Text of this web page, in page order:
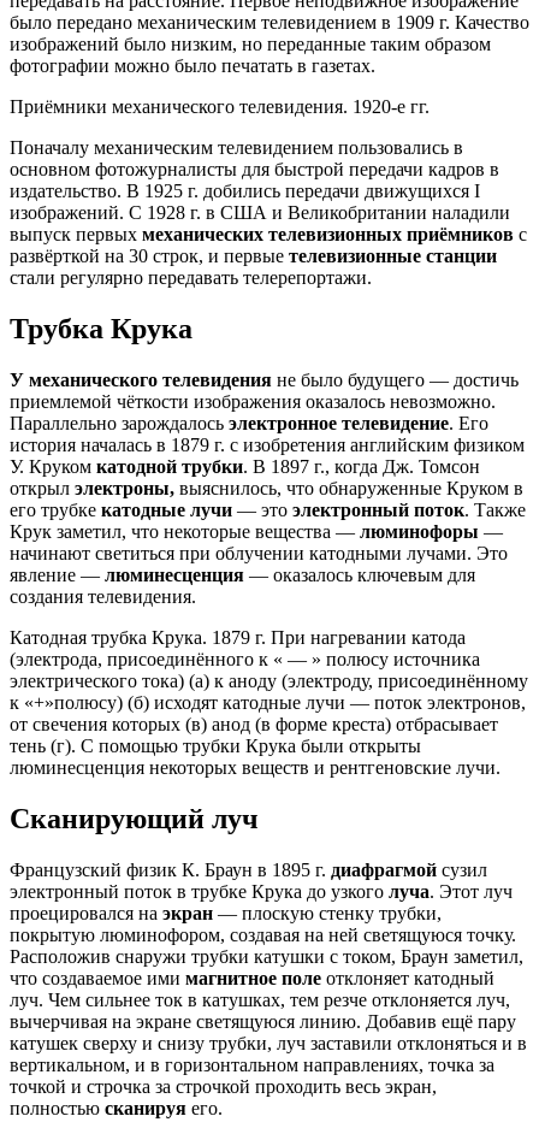
было передано механическим телевидением в 1909 г. Качество
изображений было низким, но переданные таким образом
фотографии можно было печатать в газетах.
Приёмники механического телевидения. 1920-е гг.
Поначалу механическим телевидением пользовались в
основном фотожурналисты для быстрой передачи кадров в
издательство. В 1925 г. добились передачи движущихся I
изображений. С 1928 г. в США и Великобритании наладили
выпуск первых механических телевизионных приёмников с
развёрткой на 30 строк, и первые телевизионные станции
стали регулярно передавать телерепортажи.
Трубка Крука
У механического телевидения не было будущего — достичь
приемлемой чёткости изображения оказалось невозможно.
Параллельно зарождалось электронное телевидение. Его
история началась в 1879 г. с изобретения английским физиком
У. Круком катодной трубки. В 1897 г., когда Дж. Томсон
открыл электроны, выяснилось, что обнаруженные Круком в
его трубке катодные лучи — это электронный поток. Также
Крук заметил, что некоторые вещества — люминофоры —
начинают светиться при облучении катодными лучами. Это
явление — люминесценция — оказалось ключевым для
создания телевидения.
Катодная трубка Крука. 1879 г. При нагревании катода
(электрода, присоединённого к « — » полюсу источника
электрического тока) (а) к аноду (электроду, присоединённому
к «+»полюсу) (б) исходят катодные лучи — поток электронов,
от свечения которых (в) анод (в форме креста) отбрасывает
тень (г). С помощью трубки Крука были открыты
люминесценция некоторых веществ и рентгеновские лучи.
Сканирующий луч
Французский физик К. Браун в 1895 г. диафрагмой сузил
электронный поток в трубке Крука до узкого луча. Этот луч
проецировался на экран — плоскую стенку трубки,
покрытую люминофором, создавая на ней светящуюся точку.
Расположив снаружи трубки катушки с током, Браун заметил,
что создаваемое ими магнитное поле отклоняет катодный
луч. Чем сильнее ток в катушках, тем резче отклоняется луч,
вычерчивая на экране светящуюся линию. Добавив ещё пару
катушек сверху и снизу трубки, луч заставили отклоняться и в
вертикальном, и в горизонтальном направлениях, точка за
точкой и строчка за строчкой проходить весь экран,
полностью сканируя его.